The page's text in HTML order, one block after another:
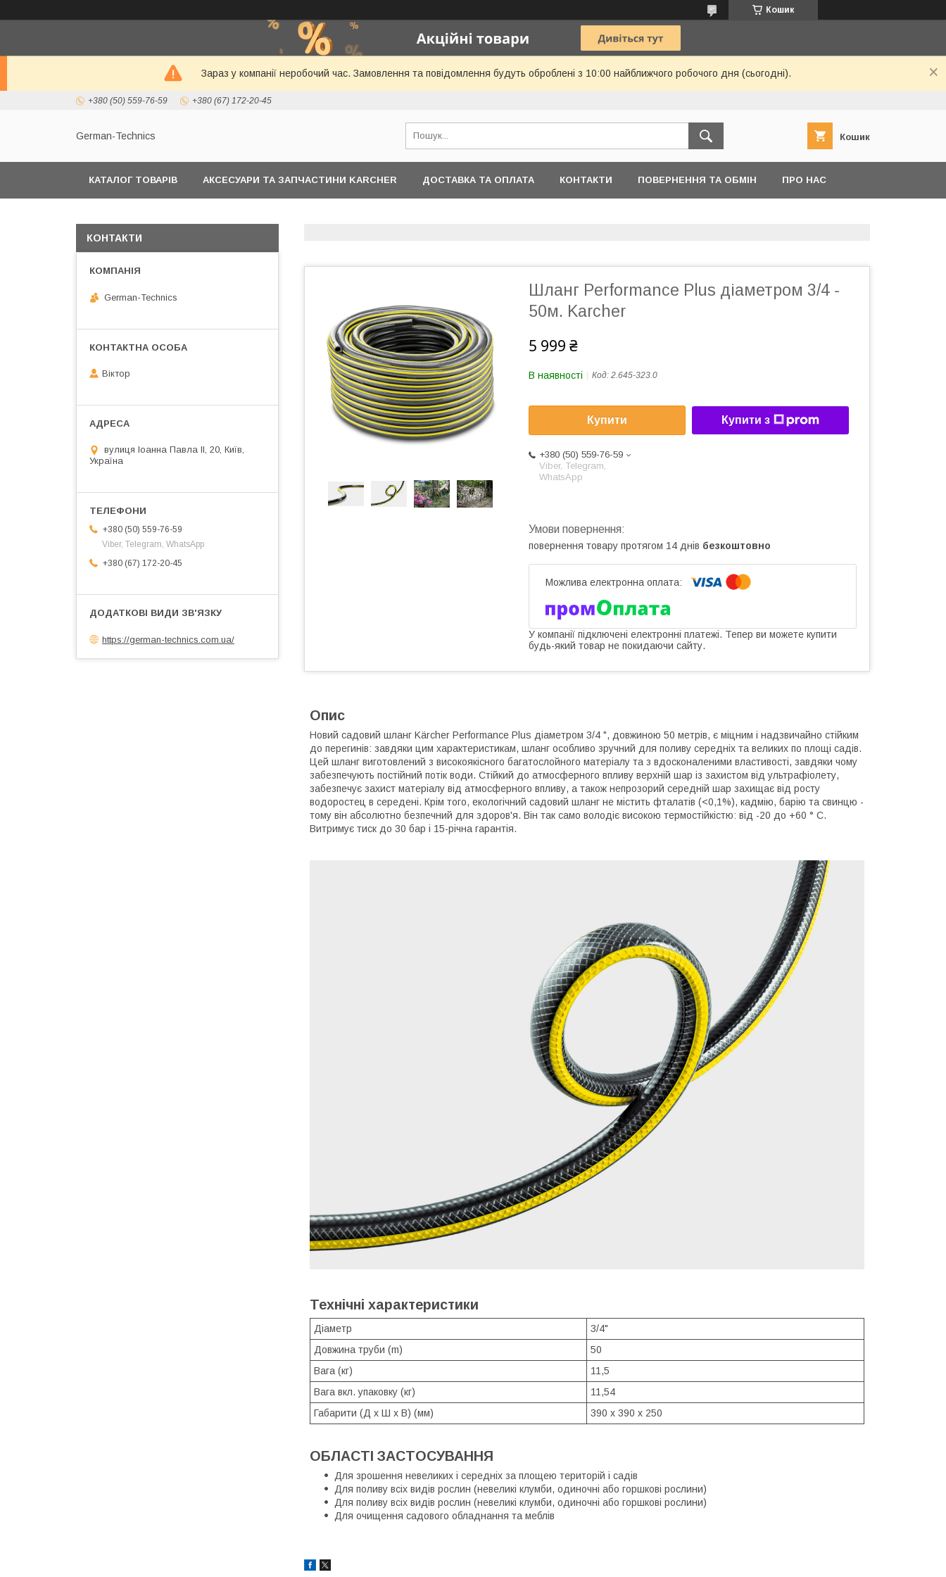
Кошик
Зараз у компанії неробочий час. Замовлення та повідомлення будуть оброблені з 10:00 найближчого робочого дня (сьогодні).
+380 (50) 559-76-59 +380 (67) 172-20-45
German-Technics Кошик
КАТАЛОГ ТОВАРІВ АКСЕСУАРИ ТА ЗАПЧАСТИНИ KARCHER ДОСТАВКА ТА ОПЛАТА КОНТАКТИ ПОВЕРНЕННЯ ТА ОБМІН ПРО НАС
Шланг Performance Plus діаметром 3/4 -
50м. Karcher
5 999 ₴
В наявності Код: 2.645-323.0
Купити Купити з
+380 (50) 559-76-59
Viber, Telegram,
WhatsApp
повернення товару протягом 14 днів безкоштовно
У компанії підключені електронні платежі. Тепер ви можете купити
будь-який товар не покидаючи сайту.
Опис
Новий садовий шланг Kärcher Performance Plus діаметром 3/4 ", довжиною 50 метрів, є міцним і надзвичайно стійким
до перегинів: завдяки цим характеристикам, шланг особливо зручний для поливу середніх та великих по площі садів.
Цей шланг виготовлений з високоякісного багатослойного матеріалу та з вдосконаленими властивості, завдяки чому
забезпечують постійний потік води. Стійкий до атмосферного впливу верхній шар із захистом від ультрафіолету,
забезпечує захист матеріалу від атмосферного впливу, а також непрозорий середній шар захищає від росту
водоростец в середені. Крім того, екологічний садовий шланг не містить фталатів (<0,1%), кадмію, барію та свинцю -
тому він абсолютно безпечний для здоров'я. Він так само володіє високою термостійкістю: від -20 до +60 ° C.
Витримує тиск до 30 бар і 15-річна гарантія.
Технічні характеристики
Діаметр
3/4"
Довжина труби (m)
50
Вага (кг)
11,5
Вага вкл. упаковку (кг)
11,54
Габарити (Д x Ш x В) (мм)
390 x 390 x 250
ОБЛАСТІ ЗАСТОСУВАННЯ
Для зрошення невеликих і середніх за площею територій і садів
Для поливу всіх видів рослин (невеликі клумби, одиночні або горшкові рослини)
Для поливу всіх видів рослин (невеликі клумби, одиночні або горшкові рослини)
Для очищення садового обладнання та меблів
КОНТАКТИ
German-Technics
Віктор
вулиця Іоанна Павла ІІ, 20, Київ,
Україна
+380 (50) 559-76-59
Viber, Telegram, WhatsApp
+380 (67) 172-20-45
https://german-technics.com.ua/